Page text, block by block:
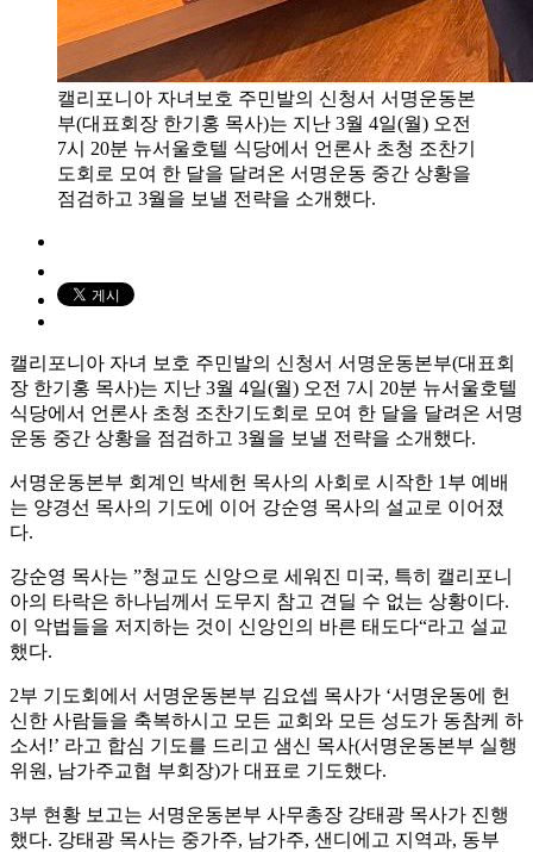
캘리포니아 자녀보호 주민발의 신청서 서명운동본
부(대표회장 한기홍 목사)는 지난 3월 4일(월) 오전
7시 20분 뉴서울호텔 식당에서 언론사 초청 조찬기
도회로 모여 한 달을 달려온 서명운동 중간 상황을
점검하고 3월을 보낼 전략을 소개했다.
캘리포니아 자녀 보호 주민발의 신청서 서명운동본부(대표회
장 한기홍 목사)는 지난 3월 4일(월) 오전 7시 20분 뉴서울호텔
식당에서 언론사 초청 조찬기도회로 모여 한 달을 달려온 서명
운동 중간 상황을 점검하고 3월을 보낼 전략을 소개했다.
서명운동본부 회계인 박세헌 목사의 사회로 시작한 1부 예배
는 양경선 목사의 기도에 이어 강순영 목사의 설교로 이어졌
다.
강순영 목사는 ”청교도 신앙으로 세워진 미국, 특히 캘리포니
아의 타락은 하나님께서 도무지 참고 견딜 수 없는 상황이다.
이 악법들을 저지하는 것이 신앙인의 바른 태도다“라고 설교
했다.
2부 기도회에서 서명운동본부 김요셉 목사가 ‘서명운동에 헌
신한 사람들을 축복하시고 모든 교회와 모든 성도가 동참케 하
소서!’ 라고 합심 기도를 드리고 샘신 목사(서명운동본부 실행
위원, 남가주교협 부회장)가 대표로 기도했다.
3부 현황 보고는 서명운동본부 사무총장 강태광 목사가 진행
했다. 강태광 목사는 중가주, 남가주, 샌디에고 지역과, 동부